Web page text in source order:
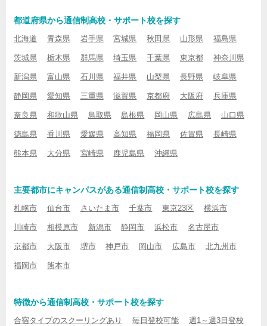
都道府県から通信制高校・サポート校を探す
北海道 青森県 岩手県 宮城県 秋田県 山形県 福島県
茨城県 栃木県 群馬県 埼玉県 千葉県 東京都 神奈川県
新潟県 富山県 石川県 福井県 山梨県 長野県 岐阜県
静岡県 愛知県 三重県 滋賀県 京都府 大阪府 兵庫県
奈良県 和歌山県 鳥取県 島根県 岡山県 広島県 山口県
徳島県 香川県 愛媛県 高知県 福岡県 佐賀県 長崎県
熊本県 大分県 宮崎県 鹿児島県 沖縄県
主要都市にキャンパスがある通信制高校・サポート校を探す
札幌市 仙台市 さいたま市 千葉市 東京23区 横浜市
川崎市 相模原市 新潟市 静岡市 浜松市 名古屋市
京都市 大阪市 堺市 神戸市 岡山市 広島市 北九州市
福岡市 熊本市
特徴から通信制高校・サポート校を探す
合宿タイプのスクーリングあり 毎日登校可能 週1～週3日登校